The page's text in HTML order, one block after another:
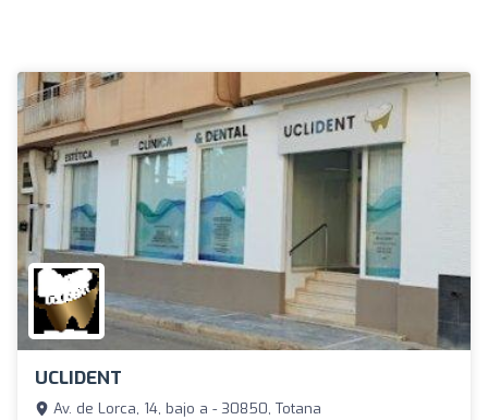
UCLIDENT
Av. de Lorca, 14, bajo a - 30850, Totana